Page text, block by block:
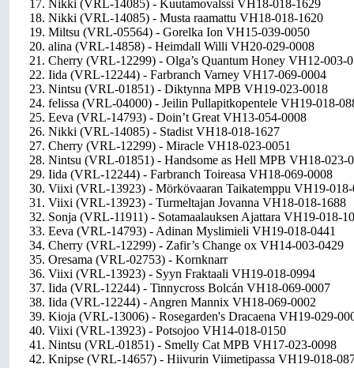
17. Nikki (VRL-14085) - Kuutamovalssi VH18-018-1629
18. Nikki (VRL-14085) - Musta raamattu VH18-018-1620
19. Miltsu (VRL-05564) - Gorelka Ion VH15-039-0050
20. alina (VRL-14858) - Heimdall Willi VH20-029-0008
21. Cherry (VRL-12299) - Olga’s Quantum Honey VH12-003-
22. Iida (VRL-12244) - Farbranch Varney VH17-069-0004
23. Nintsu (VRL-01851) - Diktynna MPB VH19-023-0018
24. felissa (VRL-04000) - Jeilin Pullapitkopentele VH19-018-
25. Eeva (VRL-14793) - Doin’t Great VH13-054-0008
26. Nikki (VRL-14085) - Stadist VH18-018-1627
27. Cherry (VRL-12299) - Miracle VH18-023-0051
28. Nintsu (VRL-01851) - Handsome as Hell MPB VH18-023-
29. Iida (VRL-12244) - Farbranch Toireasa VH18-069-0008
30. Viixi (VRL-13923) - Mörkövaaran Taikatemppu VH19-
31. Viixi (VRL-13923) - Turmeltajan Jovanna VH18-018-1688
32. Sonja (VRL-11911) - Sotamaalauksen Ajattara VH19-018-
33. Eeva (VRL-14793) - Adinan Myslimieli VH19-018-0441
34. Cherry (VRL-12299) - Zafir’s Change ox VH14-003-0429
35. Oresama (VRL-02753) - Kornknarr
36. Viixi (VRL-13923) - Syyn Fraktaali VH19-018-0994
37. Iida (VRL-12244) - Tinnycross Bolcán VH18-069-0007
38. Iida (VRL-12244) - Angren Mannix VH18-069-0002
39. Kioja (VRL-13006) - Rosegarden's Dracaena VH19-029-
40. Viixi (VRL-13923) - Potsojoo VH14-018-0150
41. Nintsu (VRL-01851) - Smelly Cat MPB VH17-023-0098
42. Knipse (VRL-14657) - Hiivurin Viimetipassa VH19-018-